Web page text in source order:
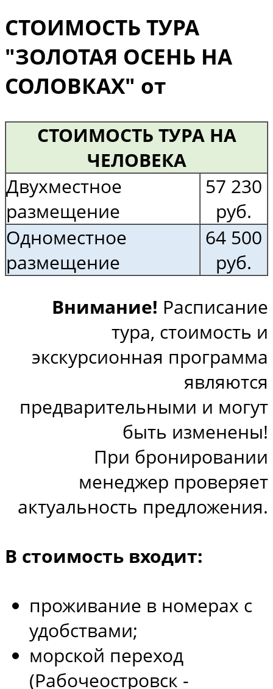
СТОИМОСТЬ ТУРА
"ЗОЛОТАЯ ОСЕНЬ НА
СОЛОВКАХ" от
СТОИМОСТЬ ТУРА НА
ЧЕЛОВЕКА
Двухместное
размещение
57 230
руб.
Одноместное
размещение
64 500
руб.
Внимание! Расписание
тура, стоимость и
экскурсионная программа
являются
предварительными и могут
быть изменены!
При бронировании
менеджер проверяет
актуальность предложения.
В стоимость входит:
проживание в номерах с
удобствами;
морской переход
(Рабочеостровск -